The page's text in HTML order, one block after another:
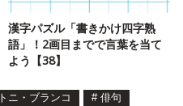
漢字パズル「書きかけ四字熟
語」！2画目までで言葉を当て
よう【38】
トニ・ブランコ # 俳句